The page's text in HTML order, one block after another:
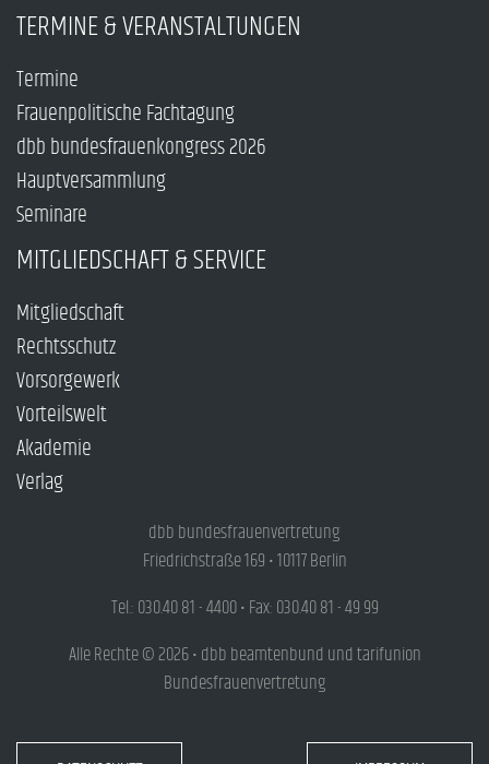
TERMINE & VERANSTALTUNGEN
Termine
Frauenpolitische Fachtagung
dbb bundesfrauenkongress 2026
Hauptversammlung
Seminare
MITGLIEDSCHAFT & SERVICE
Mitgliedschaft
Rechtsschutz
Vorsorgewerk
Vorteilswelt
Akademie
Verlag
dbb bundesfrauenvertretung
Friedrichstraße 169 • 10117 Berlin
Tel.: 030.40 81 - 4400 • Fax: 030.40 81 - 49 99
Alle Rechte © 2026 • dbb beamtenbund und tarifunion
Bundesfrauenvertretung